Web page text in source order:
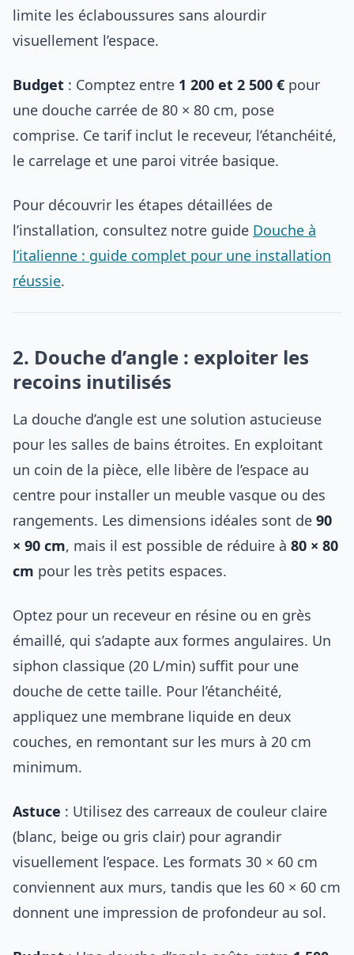
limite les éclaboussures sans alourdir
visuellement l’espace.
Budget : Comptez entre 1 200 et 2 500 € pour
une douche carrée de 80 × 80 cm, pose
comprise. Ce tarif inclut le receveur, l’étanchéité,
le carrelage et une paroi vitrée basique.
Pour découvrir les étapes détaillées de
l’installation, consultez notre guide Douche à
l’italienne : guide complet pour une installation
réussie.
2. Douche d’angle : exploiter les
recoins inutilisés
La douche d’angle est une solution astucieuse
pour les salles de bains étroites. En exploitant
un coin de la pièce, elle libère de l’espace au
centre pour installer un meuble vasque ou des
rangements. Les dimensions idéales sont de 90
× 90 cm, mais il est possible de réduire à 80 × 80
cm pour les très petits espaces.
Optez pour un receveur en résine ou en grès
émaillé, qui s’adapte aux formes angulaires. Un
siphon classique (20 L/min) suffit pour une
douche de cette taille. Pour l’étanchéité,
appliquez une membrane liquide en deux
couches, en remontant sur les murs à 20 cm
minimum.
Astuce : Utilisez des carreaux de couleur claire
(blanc, beige ou gris clair) pour agrandir
visuellement l’espace. Les formats 30 × 60 cm
conviennent aux murs, tandis que les 60 × 60 cm
donnent une impression de profondeur au sol.